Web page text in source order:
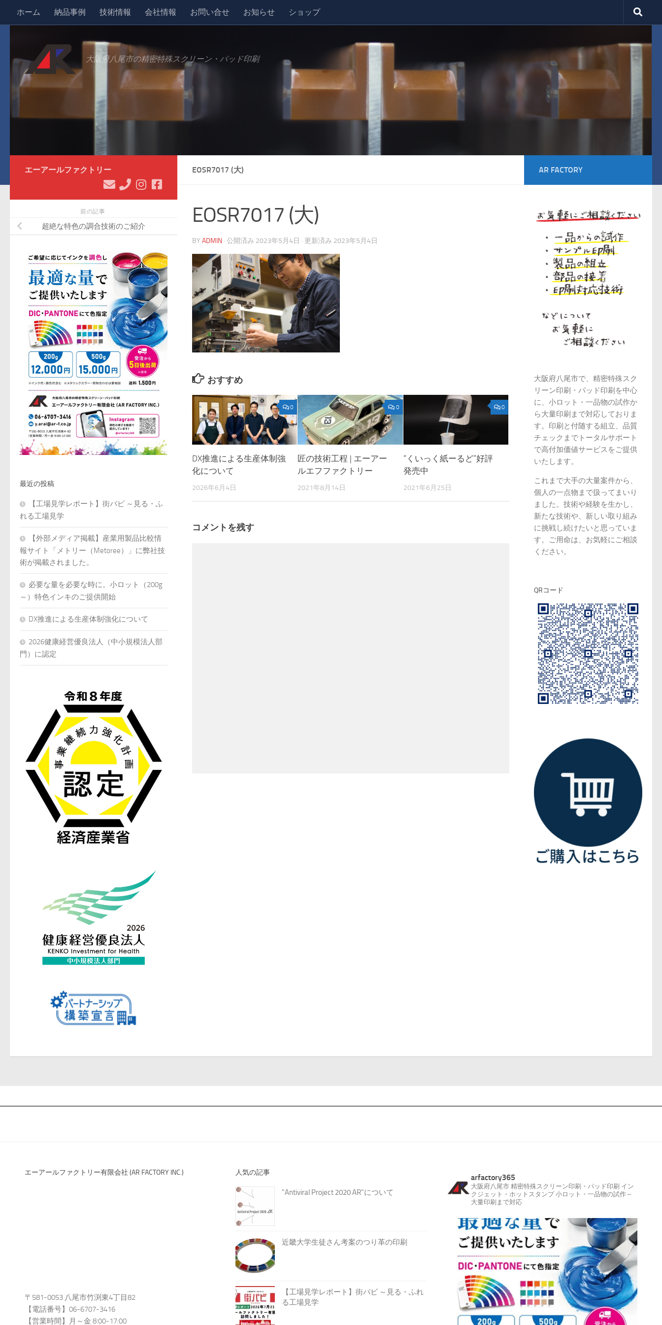
コンテンツへスキップ
ホーム 納品事例 技術情報 会社情報 お問い合せ お知らせ ショップ
大阪府八尾市の精密特殊スクリーン・パッド印刷
EOSR7017 (大)
EOSR7017 (大)
BY ADMIN · 公開済み 2023年5月4日 · 更新済み 2023年5月4日
おすすめ
0
DX推進による生産体制強
化について
2026年6月4日
0
匠の技術工程 | エーアー
ルエフファクトリー
2021年8月14日
0
“くいっく紙ーるど”好評
発売中
2021年6月25日
コメントを残す
エーアールファクトリー
前の記事
超絶な特色の調合技術のご紹介
最近の投稿
【工場見学レポート】街パビ ～見る・ふ
れる工場見学
【外部メディア掲載】産業用製品比較情
報サイト「メトリー（Metoree）」に弊社技
術が掲載されました。
必要な量を必要な時に。小ロット（200g
～）特色インキのご提供開始
DX推進による生産体制強化について
2026健康経営優良法人（中小規模法人部
門）に認定
AR FACTORY
大阪府八尾市で、精密特殊スク
リーン印刷・パッド印刷を中心
に、小ロット・一品物の試作か
ら大量印刷まで対応しておりま
す。印刷と付随する組立、品質
チェックまでトータルサポート
で高付加価値サービスをご提供
いたします。
これまで大手の大量案件から、
個人の一点物まで扱ってまいり
ました。技術や経験を生かし、
新たな技術や、新しい取り組み
に挑戦し続けたいと思っていま
す。ご用命は、お気軽にご相談
ください。
QRコード
エーアールファクトリー有限会社 (AR FACTORY INC.)
〒581-0053 八尾市竹渕東4丁目82
【電話番号】06-6707-3416
【営業時間】月～金 8:00-17:00
人気の記事
"Antiviral Project 2020 AR"について
近畿大学生徒さん考案のつり革の印刷
【工場見学レポート】街パビ ～見る・ふれ
る工場見学
arfactory365
大阪府八尾市精密特殊スクリーン印刷・パッド印刷 イン
クジェット・ホットスタンプ小ロット・一品物の試作～
大量印刷まで対応